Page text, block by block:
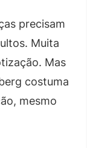
precisam
Muita
Mas
costuma
mesmo